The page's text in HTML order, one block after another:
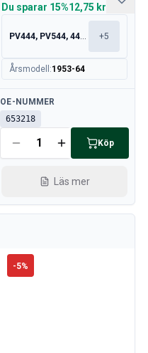
Du sparar 15%12,75 kr
PV444, PV544, 445, 210 +5
Årsmodell :1953-64
Tillgänglig
OE-NUMMER
653218
Köp
Läs mer
-5%